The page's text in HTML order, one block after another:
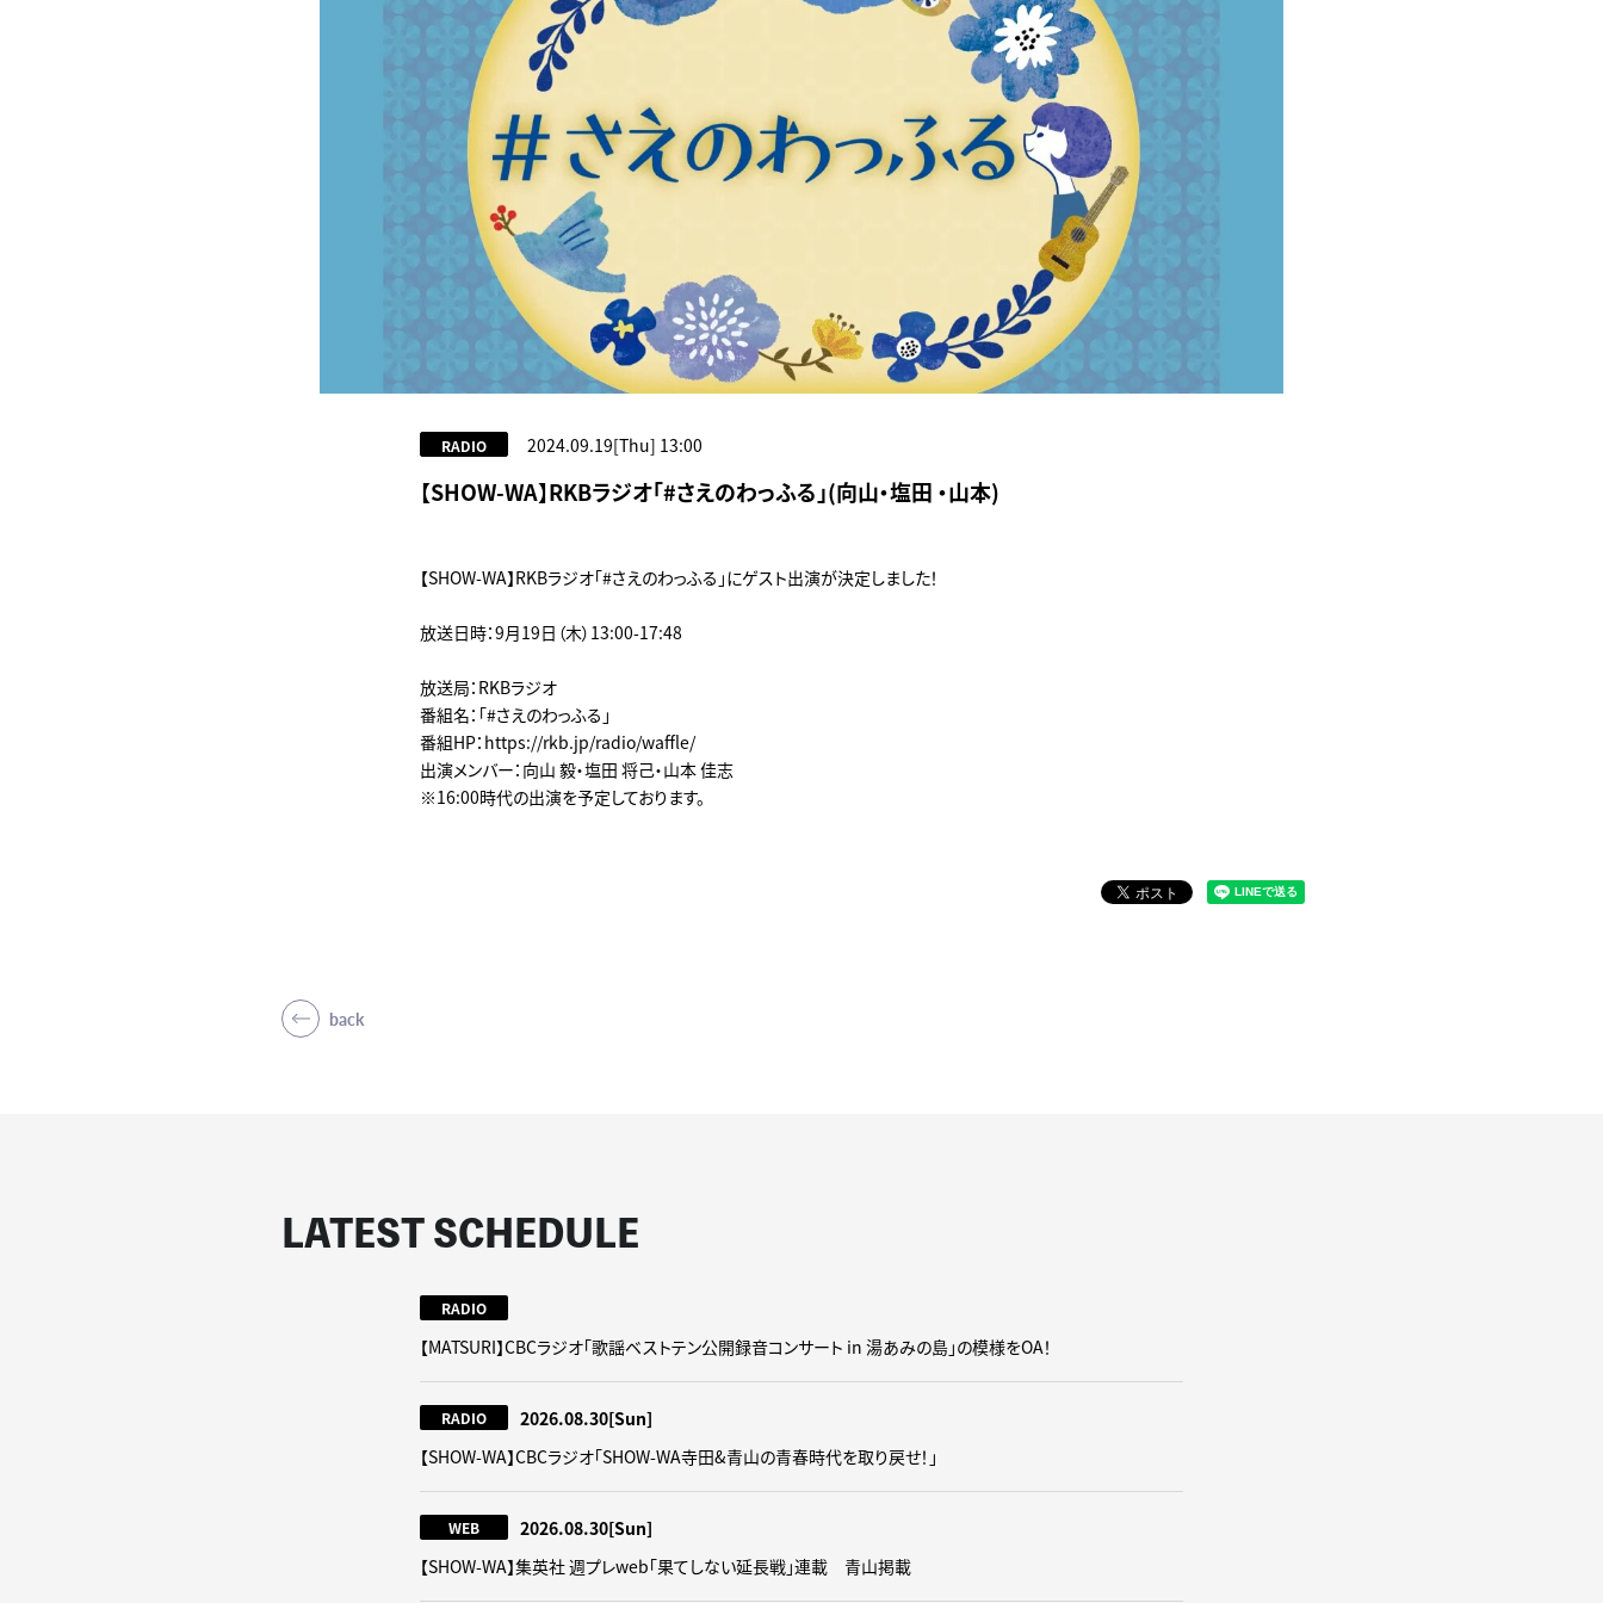
2024.09.19[Thu] 13:00
RADIO
【SHOW-WA】RKBラジオ「#さえのわっふる」(向山・塩田 ・山本)
【SHOW-WA】RKBラジオ「#さえのわっふる」にゲスト出演が決定しました！
放送日時：9月19日（木）13:00-17:48
放送局：RKBラジオ
番組名：「#さえのわっふる」
番組HP：https://rkb.jp/radio/waffle/
出演メンバー：向山 毅・塩田 将己・山本 佳志
※16:00時代の出演を予定しております。
back
LATEST SCHEDULE
RADIO
【MATSURI】CBCラジオ「歌謡ベストテン公開録音コンサート in 湯あみの島」の模様をOA！
RADIO 2026.08.30[Sun]
【SHOW-WA】CBCラジオ｢SHOW-WA寺田&青山の青春時代を取り戻せ！｣
WEB 2026.08.30[Sun]
【SHOW-WA】集英社 週プレweb｢果てしない延長戦｣連載 青山掲載